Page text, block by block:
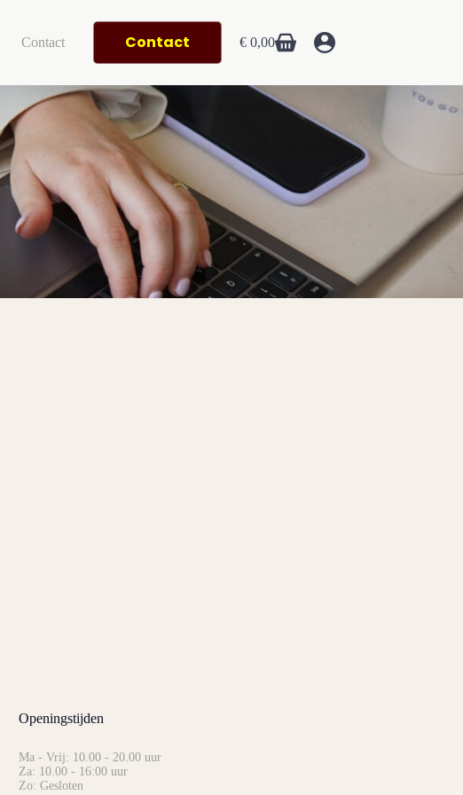
Contact Contact Winkelwagen
€ 0,00
Openingstijden
Ma - Vrij: 10.00 - 20.00 uur
Za: 10.00 - 16:00 uur
Zo: Gesloten